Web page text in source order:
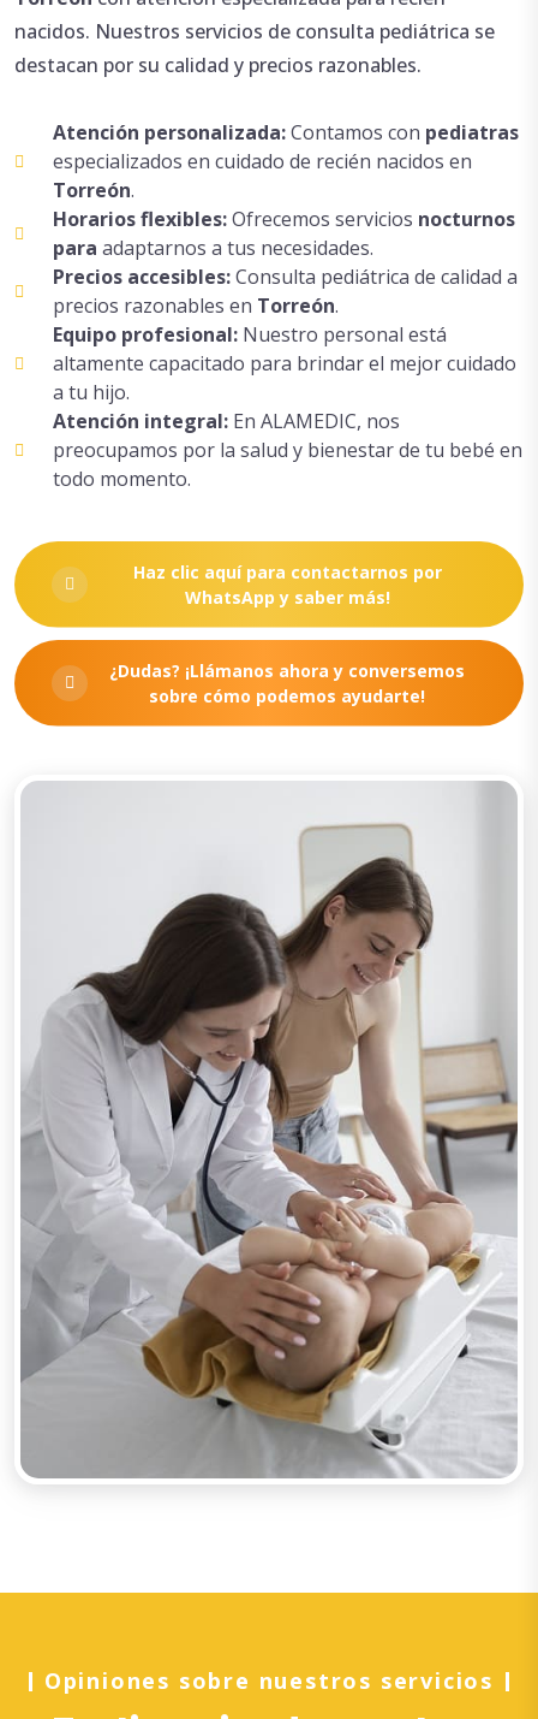
nacidos. Nuestros servicios de consulta pediátrica se
destacan por su calidad y precios razonables.
Atención personalizada:Contamos con pediatras
especializados en cuidado de recién nacidos en
Torreón.
Horarios flexibles:Ofrecemos servicios nocturnos
para adaptarnos a tus necesidades.
Precios accesibles:Consulta pediátrica de calidad a
precios razonables en Torreón.
Equipo profesional: Nuestro personal está
altamente capacitado para brindar el mejor cuidado
a tu hijo.
Atención integral: En ALAMEDIC, nos
preocupamos por la salud y bienestar de tu bebé en
todo momento.
Haz clic aquí para contactarnos por
WhatsApp y saber más!
¿Dudas? ¡Llámanos ahora y conversemos
sobre cómo podemos ayudarte!
Opiniones sobre nuestros servicios